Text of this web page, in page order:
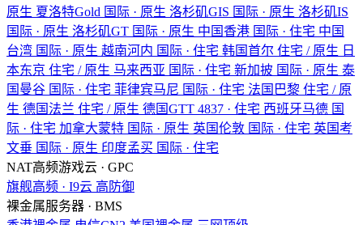
原生 夏洛特Gold 国际 · 原生 洛杉矶GIS 国际 · 原生 洛杉矶IS
国际 · 原生 洛杉矶GT 国际 · 原生 中国香港 国际 · 住宅 中国
台湾 国际 · 原生 越南河内 国际 · 住宅 韩国首尔 住宅 / 原生 日
本东京 住宅 / 原生 马来西亚 国际 · 住宅 新加披 国际 · 原生 泰
国曼谷 国际 · 住宅 菲律宾马尼 国际 · 住宅 法国巴黎 住宅 / 原
生 德国法兰 住宅 / 原生 德国GTT 4837 · 住宅 西班牙马德 国
际 · 住宅 加拿大蒙特 国际 · 原生 英国伦敦 国际 · 住宅 英国考
文垂 国际 · 原生 印度孟买 国际 · 住宅
NAT高频游戏云 · GPC
旗舰高频 · I9云 高防御
裸金属服务器 · BMS